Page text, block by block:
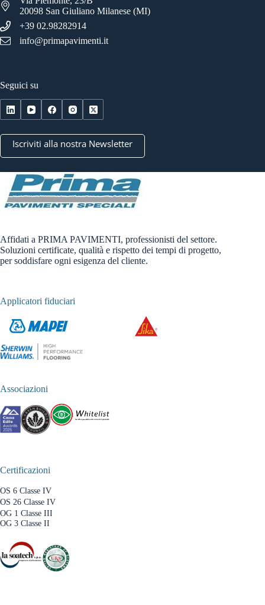
20098 San Giuliano Milanese (MI)
+39 02.98282914
info@primapavimenti.it
Seguici su
Iscriviti alla nostra Newsletter
Affidati a PRIMA PAVIMENTI, professionisti del settore.
Soluzioni certificate, qualità e rispetto dei tempi di progetto,
per soddisfare ogni esigenza del cliente.
Applicatori fiduciari
Associazioni
Certificazioni
OS 6 Classe IV
OS 26 Classe IV
OG 1 Classe III
OG 3 Classe II